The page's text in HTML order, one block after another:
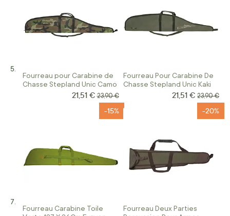
Fourreau pour Carabine de
Chasse Stepland Unic Camo
Prix Spécial
21,51 € Prix normal
23,90 €
Fourreau Pour Carabine De
Chasse Stepland Unic Kaki
Prix Spécial
21,51 € Prix
23,90 €
Fourreau Carabine Toile
-15%
Fourreau Deux Parties
-20%